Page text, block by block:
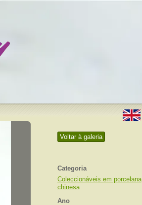
Voltar à galeria
Categoria
Coleccionáveis em porcelana
chinesa
Ano